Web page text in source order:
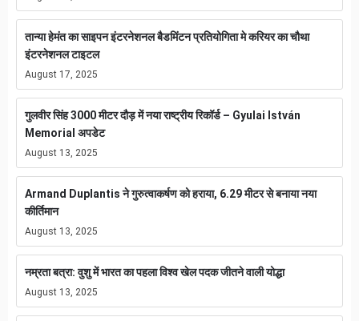
तान्या हेमंत का साइपन इंटरनेशनल बैडमिंटन प्रतियोगिता मे करियर का चौथा
इंटरनेशनल टाइटल
August 17, 2025
गुलवीर सिंह 3000 मीटर दौड़ में नया राष्ट्रीय रिकॉर्ड – Gyulai István
Memorial अपडेट
August 13, 2025
Armand Duplantis ने गुरुत्वाकर्षण को हराया, 6.29 मीटर से बनाया नया
कीर्तिमान
August 13, 2025
नम्रता बत्रा: वुशु में भारत का पहला विश्व खेल पदक जीतने वाली योद्धा
August 13, 2025